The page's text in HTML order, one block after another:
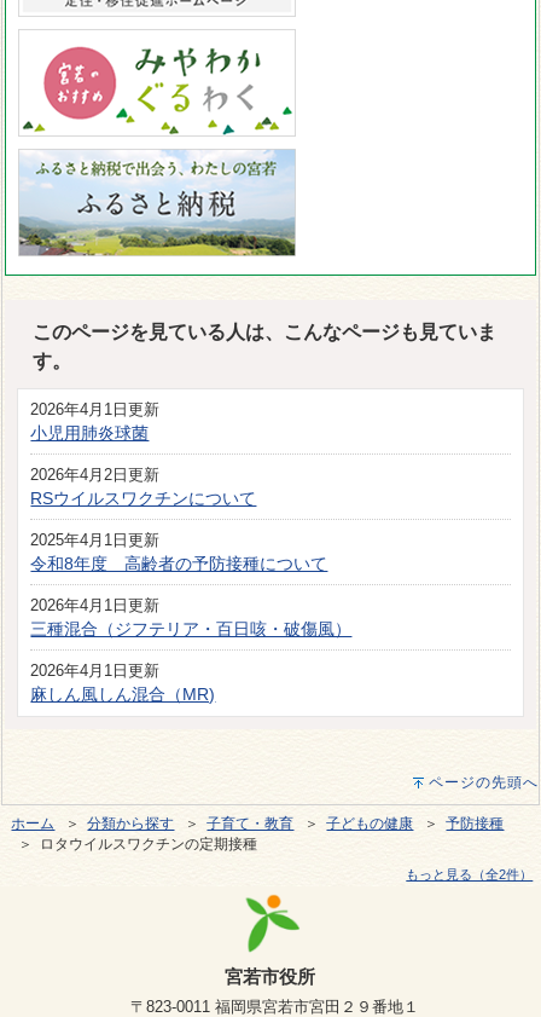
このページを見ている人は、こんなページも見ていま
す。
2026年4月1日更新
小児用肺炎球菌
2026年4月2日更新
RSウイルスワクチンについて
2025年4月1日更新
令和8年度 高齢者の予防接種について
2026年4月1日更新
三種混合（ジフテリア・百日咳・破傷風）
2026年4月1日更新
麻しん風しん混合（MR)
ページの先頭へ
ホーム ＞分類から探す ＞子育て・教育 ＞子どもの健康 ＞予防接種
＞ ロタウイルスワクチンの定期接種
もっと見る（全2件）
宮若市役所
〒823-0011 福岡県宮若市宮田２９番地１